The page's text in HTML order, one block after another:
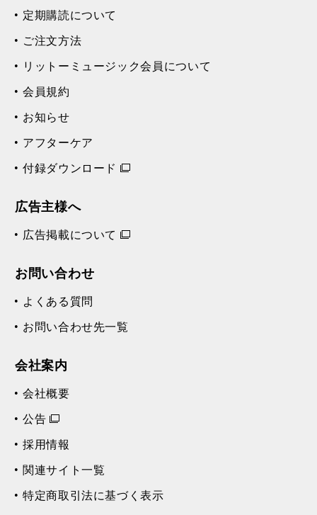
定期購読について
ご注文方法
リットーミュージック会員について
会員規約
お知らせ
アフターケア
付録ダウンロード
広告主様へ
広告掲載について
お問い合わせ
よくある質問
お問い合わせ先一覧
会社案内
会社概要
公告
採用情報
関連サイト一覧
特定商取引法に基づく表示